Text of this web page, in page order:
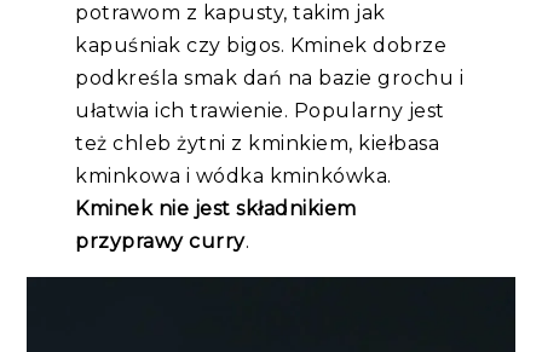
potrawom z kapusty, takim jak
kapuśniak czy bigos. Kminek dobrze
podkreśla smak dań na bazie grochu i
ułatwia ich trawienie. Popularny jest
też chleb żytni z kminkiem, kiełbasa
kminkowa i wódka kminkówka.
Kminek nie jest składnikiem
przyprawy curry.